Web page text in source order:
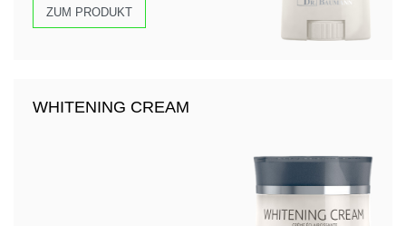
ZUM PRODUKT
WHITENING CREAM